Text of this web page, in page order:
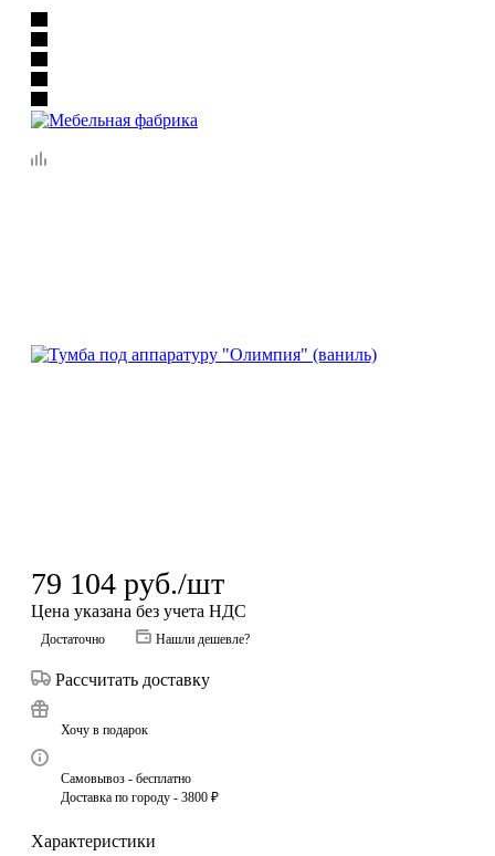
79 104 руб./шт
Цена указана без учета НДС
Достаточно Нашли дешевле?
Рассчитать доставку
Хочу в подарок
Самовывоз - бесплатно
Доставка по городу - 3800 ₽
Характеристики